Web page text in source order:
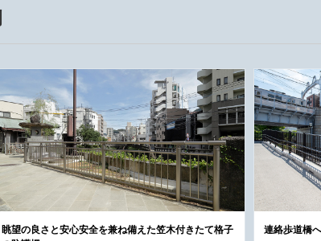
眺望の良さと安心安全を兼ね備えた笠木付きたて格子
連絡歩道橋